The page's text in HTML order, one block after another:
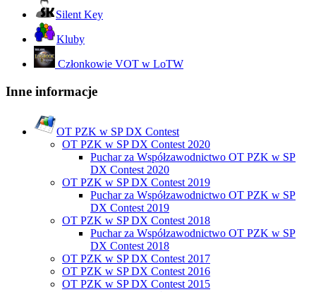
Silent Key
Kluby
Członkowie VOT w LoTW
Inne informacje
OT PZK w SP DX Contest
OT PZK w SP DX Contest 2020
Puchar za Współzawodnictwo OT PZK w SP
DX Contest 2020
OT PZK w SP DX Contest 2019
Puchar za Współzawodnictwo OT PZK w SP
DX Contest 2019
OT PZK w SP DX Contest 2018
Puchar za Współzawodnictwo OT PZK w SP
DX Contest 2018
OT PZK w SP DX Contest 2017
OT PZK w SP DX Contest 2016
OT PZK w SP DX Contest 2015